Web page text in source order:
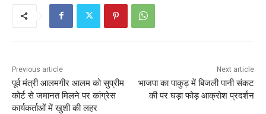
Previous article
पूर्व मंत्री आलमगीर आलम को सुप्रीम
कोर्ट से जमानत मिलने पर कांग्रेस
कार्यकर्ताओं में खुशी की लहर
Next article
भाजपा का पाकुड़ में बिजली पानी संकट
की पर घड़ा फोड़ आक्रोश प्रदर्शन